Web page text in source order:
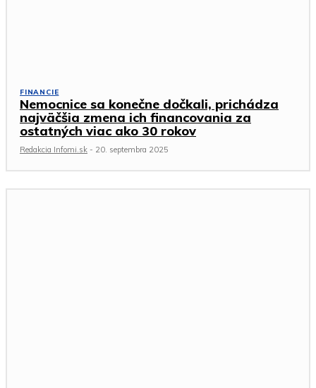
FINANCIE
Nemocnice sa konečne dočkali, prichádza
najväčšia zmena ich financovania za
ostatných viac ako 30 rokov
Redakcia Infomi.sk - 20. septembra 2025